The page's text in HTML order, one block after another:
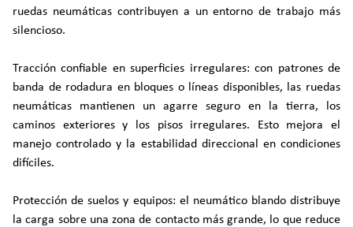
ruedas neumáticas contribuyen a un entorno de trabajo más
silencioso.
Tracción confiable en superficies irregulares: con patrones de
banda de rodadura en bloques o líneas disponibles, las ruedas
neumáticas mantienen un agarre seguro en la tierra, los
caminos exteriores y los pisos irregulares. Esto mejora el
manejo controlado y la estabilidad direccional en condiciones
difíciles.
Protección de suelos y equipos: el neumático blando distribuye
la carga sobre una zona de contacto más grande, lo que reduce